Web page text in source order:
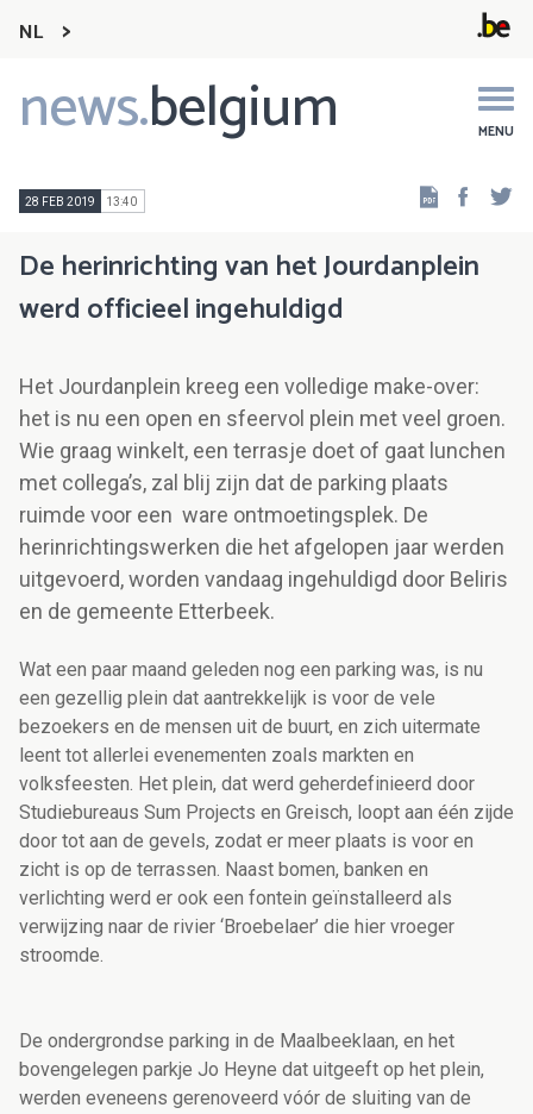
NL
news.belgium MENU
Main
navigation
28 FEB 2019 13:40
De herinrichting van het Jourdanplein
werd officieel ingehuldigd
Het Jourdanplein kreeg een volledige make-over:
het is nu een open en sfeervol plein met veel groen.
Wie graag winkelt, een terrasje doet of gaat lunchen
met collega’s, zal blij zijn dat de parking plaats
ruimde voor een ware ontmoetingsplek. De
herinrichtingswerken die het afgelopen jaar werden
uitgevoerd, worden vandaag ingehuldigd door Beliris
en de gemeente Etterbeek.
Wat een paar maand geleden nog een parking was, is nu
een gezellig plein dat aantrekkelijk is voor de vele
bezoekers en de mensen uit de buurt, en zich uitermate
leent tot allerlei evenementen zoals markten en
volksfeesten. Het plein, dat werd geherdefinieerd door
Studiebureaus Sum Projects en Greisch, loopt aan één zijde
door tot aan de gevels, zodat er meer plaats is voor en
zicht is op de terrassen. Naast bomen, banken en
verlichting werd er ook een fontein geïnstalleerd als
verwijzing naar de rivier ‘Broebelaer’ die hier vroeger
stroomde.
De ondergrondse parking in de Maalbeeklaan, en het
bovengelegen parkje Jo Heyne dat uitgeeft op het plein,
werden eveneens gerenoveerd vóór de sluiting van de